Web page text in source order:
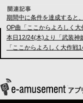
期間中に条件を達成すると
OP曲「ここからよろしく
本日12/24(木)より「武装神
「ここからよろしく大作戦